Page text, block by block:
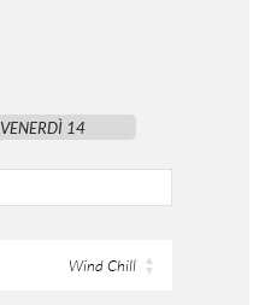
VENERDÌ 14
Wind Chill